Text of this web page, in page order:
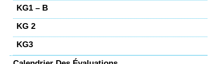
KG1 – B
KG 2
KG3